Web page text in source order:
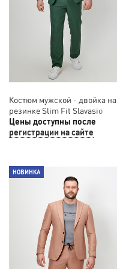
Костюм мужской - двойка на
резинке Slim Fit Slavasio
31/005
Цены доступны после
регистрации на сайте
НОВИНКА